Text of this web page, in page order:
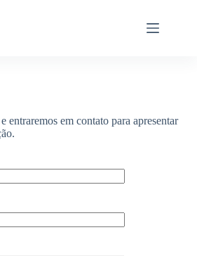
entraremos em contato para apresentar